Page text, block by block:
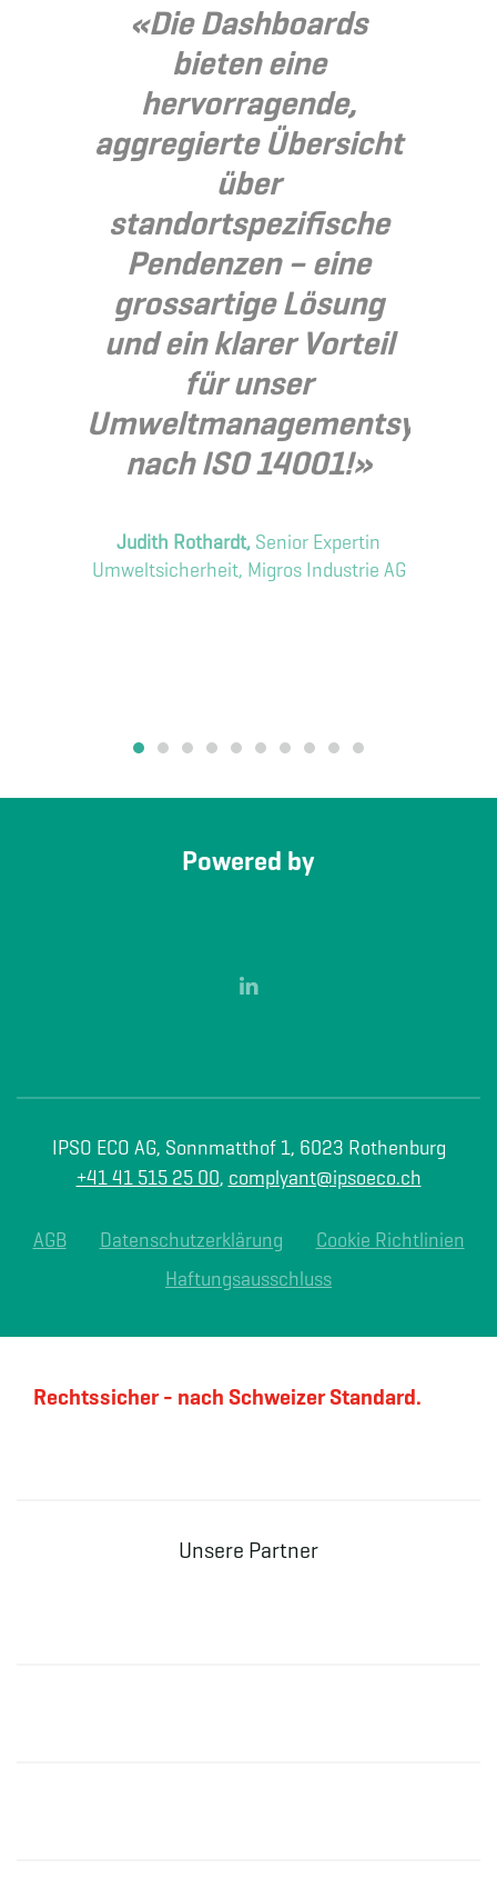
«Die Dashboards
bieten eine
hervorragende,
aggregierte Übersicht
über
standortspezifische
Pendenzen – eine
grossartige Lösung
und ein klarer Vorteil
für unser
Umweltmanagementsystem
nach ISO 14001!»
Judith Rothardt, Senior Expertin
Umweltsicherheit, Migros Industrie AG
Powered by
IPSO ECO AG, Sonnmatthof 1, 6023 Rothenburg
+41 41 515 25 00, complyant@ipsoeco.ch
AGB Datenschutzerklärung
Cookie Richtlinien
Haftungsausschluss
Rechtssicher - nach Schweizer Standard.
Unsere Partner